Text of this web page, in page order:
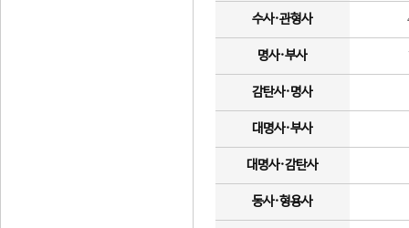
수사·관형사
명사·부사
감탄사·명사
대명사·부사
대명사·감탄사
동사·형용사